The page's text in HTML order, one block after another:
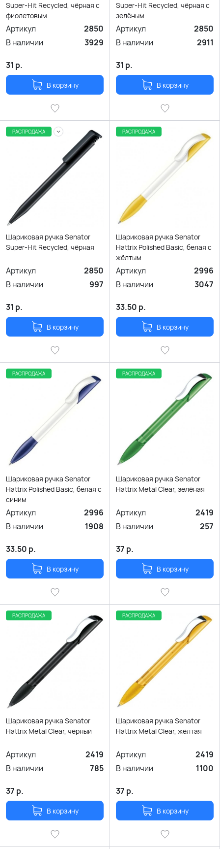
Super-Hit Recycled, чёрная с
фиолетовым
Артикул
2850
В наличии
3929
31 р.
В корзину
Super-Hit Recycled, чёрная с
зелёным
Артикул
2850
В наличии
2911
31 р.
В корзину
РАСПРОДАЖА
Шариковая ручка Senator
Super-Hit Recycled, чёрная
Артикул
2850
В наличии
997
31 р.
В корзину
РАСПРОДАЖА
Шариковая ручка Senator
Hattrix Polished Basic, белая с
жёлтым
Артикул
2996
В наличии
3047
33.50 р.
В корзину
РАСПРОДАЖА
Шариковая ручка Senator
Hattrix Polished Basic, белая с
синим
Артикул
2996
В наличии
1908
33.50 р.
В корзину
РАСПРОДАЖА
Шариковая ручка Senator
Hattrix Metal Clear, зелёная
Артикул
2419
В наличии
257
37 р.
В корзину
РАСПРОДАЖА
Шариковая ручка Senator
Hattrix Metal Clear, чёрный
Артикул
2419
В наличии
785
37 р.
В корзину
РАСПРОДАЖА
Шариковая ручка Senator
Hattrix Metal Clear, жёлтая
Артикул
2419
В наличии
1100
37 р.
В корзину